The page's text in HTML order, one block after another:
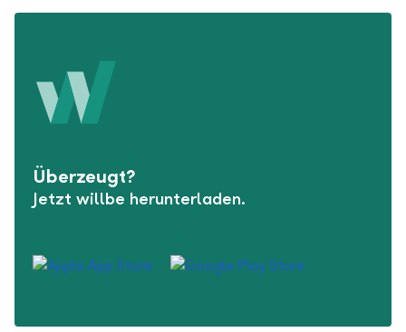
Überzeugt?
Jetzt willbe herunterladen.